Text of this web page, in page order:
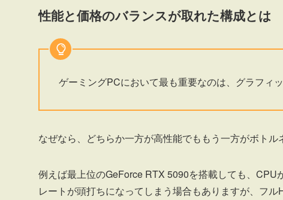
性能と価格のバランスが取れた構成とは
ゲーミングPCにおいて最も重要なのは、グラフィ
なぜなら、どちらか一方が高性能でももう一方がボト
例えば最上位のGeForce RTX 5090を搭載しても、
レートが頭打ちになってしまう場合もありますが、フ